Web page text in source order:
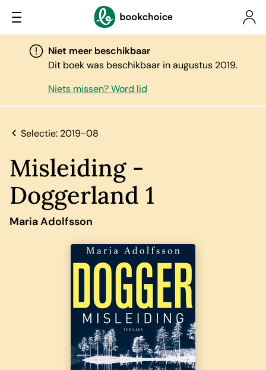
Niet meer beschikbaar
Dit boek was beschikbaar in augustus 2019.
Niets missen? Word lid
Selectie: 2019-08
Misleiding -
Doggerland 1
Maria Adolfsson